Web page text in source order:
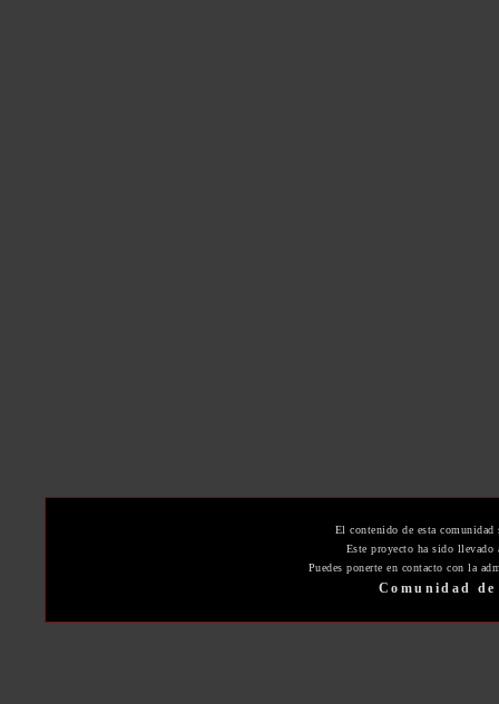
El contenido de esta
Este proyecto ha sido
Puedes ponerte en contacto con la
Comunidad